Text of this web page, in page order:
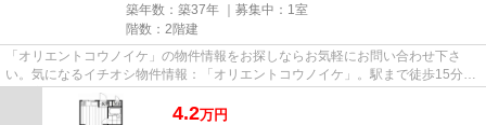
築年数：築37年 ｜募集中： 1室
階数：2階建
「オリエントコウノイケ」の物件情報をお探しならお気軽にお問い合わせ下さ
い。気になるイチオシ物件情報：「オリエントコウノイケ」。駅まで徒歩15分
と、立地が魅力的な物件です。こ...
4.2万円